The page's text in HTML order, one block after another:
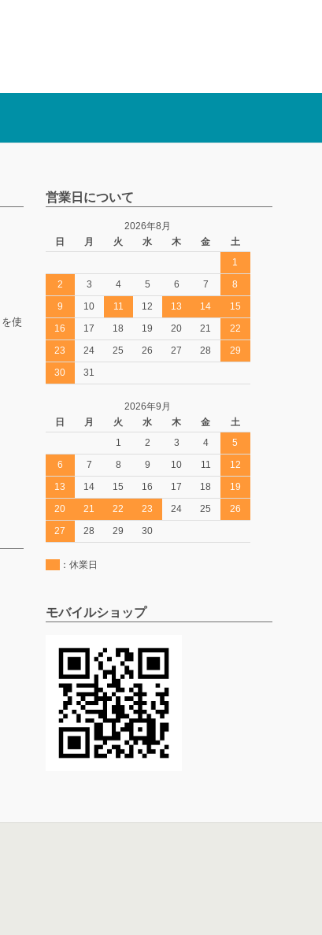
を使
営業日について
2026年8月
日
月 火 水 木 金
土
1
2
3 4 5 6 7
8
9
10 11 12 13 14
15
16
17 18 19 20 21
22
23
24 25 26 27 28
29
30
31
2026年9月
日
月 火 水 木 金
土
1
2 3 4
5
6
7 8 9 10 11
12
13
14 15 16 17 18
19
20
21 22 23 24 25
26
27
28 29 30
：休業日
モバイルショップ